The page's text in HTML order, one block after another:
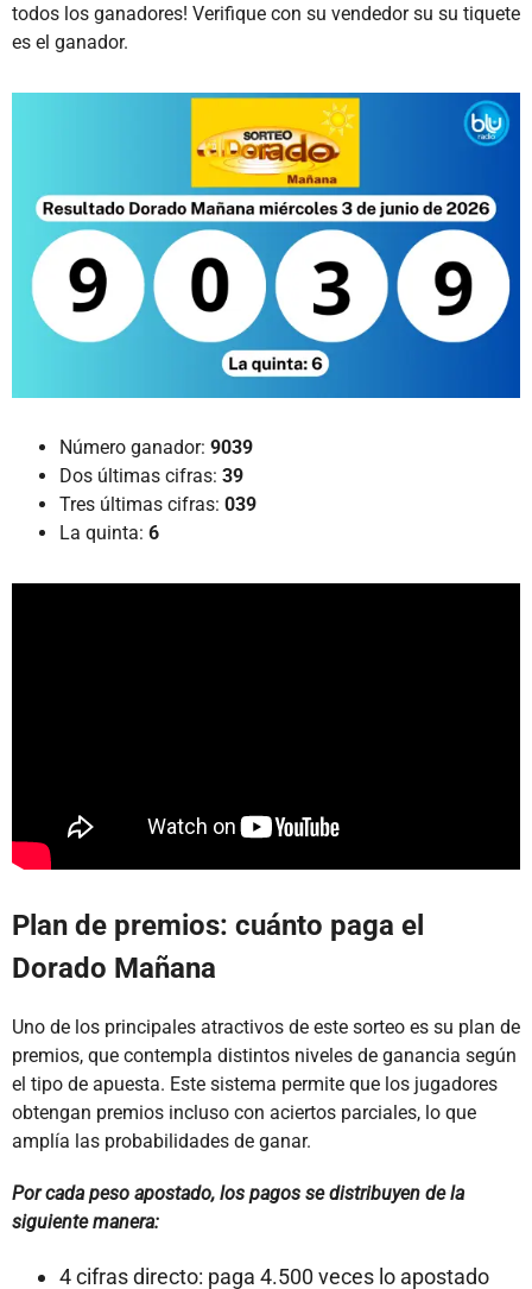
todos los ganadores! Verifique con su vendedor su su tiquete
es el ganador.
Número ganador: 9039
Dos últimas cifras: 39
Tres últimas cifras: 039
La quinta: 6
Plan de premios: cuánto paga el
Dorado Mañana
Uno de los principales atractivos de este sorteo es su plan de
premios, que contempla distintos niveles de ganancia según
el tipo de apuesta. Este sistema permite que los jugadores
obtengan premios incluso con aciertos parciales, lo que
amplía las probabilidades de ganar.
Por cada peso apostado, los pagos se distribuyen de la
siguiente manera:
4 cifras directo: paga 4.500 veces lo apostado